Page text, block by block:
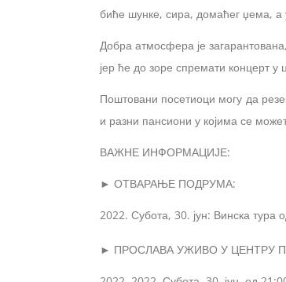
биће шунке, сира, домаћег џема, а
Добра атмосфера је
јер ће до зоре спремати концерт
Поштовани посетиоци могу да
и разни пансиони у којима се
ВАЖНЕ ИНФОРМАЦИЈЕ:
► ОТВАРАЊЕ ПОДРУМА:
Субота, 30. јун: Винска тура
► ПРОСЛАВА УЖИВО У ЦЕНТРУ